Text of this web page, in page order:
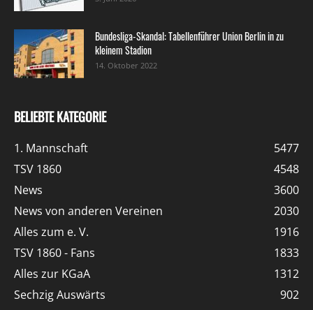
Bundesliga-Skandal: Tabellenführer Union Berlin in zu
kleinem Stadion
14. Oktober 2022
BELIEBTE KATEGORIE
1. Mannschaft
5477
TSV 1860
4548
News
3600
News von anderen Vereinen
2030
Alles zum e. V.
1916
TSV 1860 - Fans
1833
Alles zur KGaA
1312
Sechzig Auswärts
902